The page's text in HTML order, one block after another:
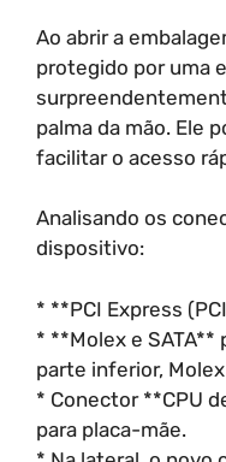
Ao abrir a
protegido por uma
palma da mão. Ele
facilitar o acesso
Analisando os
dispositivo:
* **PCI Express
* **Molex e SATA**
parte inferior,
* Conector **CPU
para placa-mãe.